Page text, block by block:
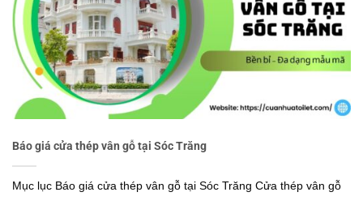
Báo giá cửa thép vân gỗ tại Sóc Trăng
Mục lục Báo giá cửa thép vân gỗ tại Sóc Trăng Cửa thép vân gỗ